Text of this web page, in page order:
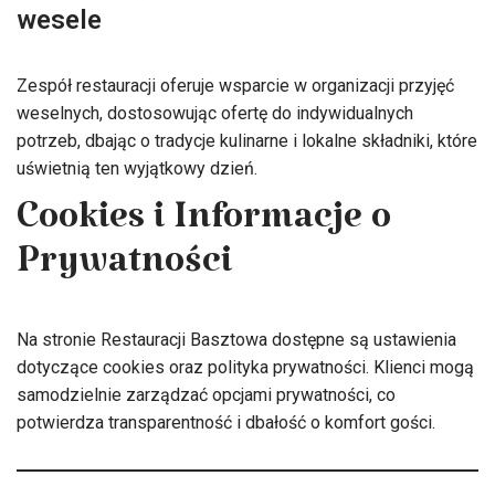
wesele
Zespół restauracji oferuje wsparcie w organizacji przyjęć
weselnych, dostosowując ofertę do indywidualnych
potrzeb, dbając o tradycje kulinarne i lokalne składniki, które
uświetnią ten wyjątkowy dzień.
Cookies i Informacje o
Prywatności
Na stronie Restauracji Basztowa dostępne są ustawienia
dotyczące cookies oraz polityka prywatności. Klienci mogą
samodzielnie zarządzać opcjami prywatności, co
potwierdza transparentność i dbałość o komfort gości.